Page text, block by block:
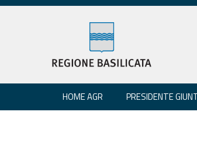
HOME AGR PRESIDENTE